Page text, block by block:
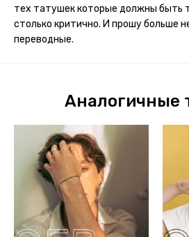
тех татушек которые должны быть
столько критично. И прошу больше
переводные.
Аналогичные